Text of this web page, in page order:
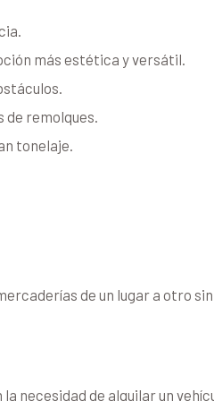
más estética y versátil.
remolques.
tonelaje.
de un lugar a otro
de alquilar un